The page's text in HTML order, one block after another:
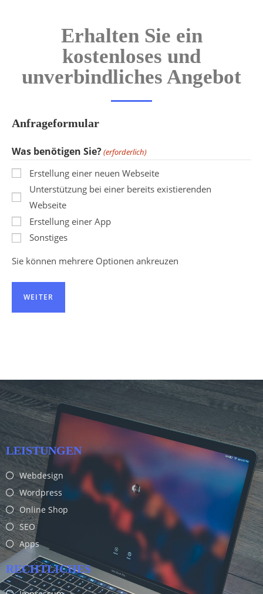
Erhalten Sie ein
kostenloses und
unverbindliches Angebot
Anfrageformular
Was benötigen Sie?(erforderlich)
Erstellung einer neuen Webseite
Unterstützung bei einer bereits existierenden
Webseite
Erstellung einer App
Sonstiges
Sie können mehrere Optionen ankreuzen
LEISTUNGEN
Webdesign
Wordpress
Online Shop
SEO
Apps
RECHTLICHES